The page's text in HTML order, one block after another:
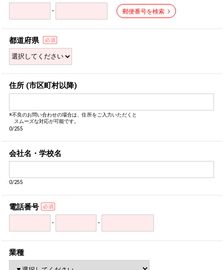
- 郵便番号を検索
都道府県
住所 (市区町村以降)
※不良のお問い合わせの場合は、住所をご入力いただくと
スムーズな対応が可能です。
0/255
会社名・学校名
0/255
電話番号
- -
業種